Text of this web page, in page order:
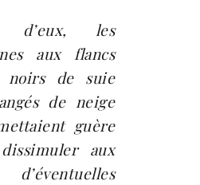
d’eux, les
aux flancs
noirs de suie
de neige
guère
aux